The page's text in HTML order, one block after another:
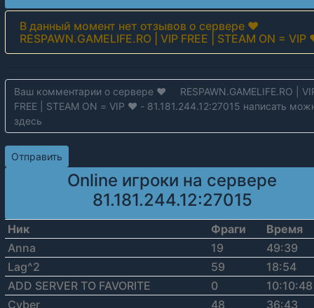
В данный момент нет отзывов о сервере ❤
RESPAWN.GAMELIFE.RO | VIP FREE | STEAM ON = VIP
Online игроки на сервере
81.181.244.12:27015
Ник Фраги
Время
Anna
19
49:39
Lag^2
59
18:54
ADD SERVER TO FAVORITE
0
10:10:48
Cyber
48
36:43